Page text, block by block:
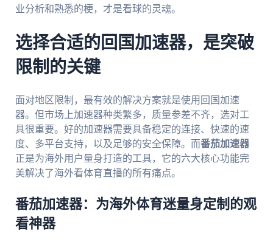
业分析和熟悉的梗，才是看球的灵魂。
选择合适的回国加速器，是突破
限制的关键
面对地区限制，最有效的解决方案就是使用回国加速
器。但市场上加速器种类繁多，质量参差不齐，选对工
具很重要。好的加速器需要具备稳定的连接、快速的速
度、多平台支持，以及足够的安全保障。而番茄加速器
正是为海外用户量身打造的工具，它的六大核心功能完
美解决了海外看体育直播的所有痛点。
番茄加速器：为海外体育迷量身定制的观
看神器